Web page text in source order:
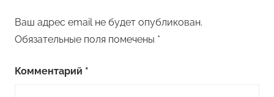
Ваш адрес email не будет опубликован.
Обязательные поля помечены *
Комментарий *